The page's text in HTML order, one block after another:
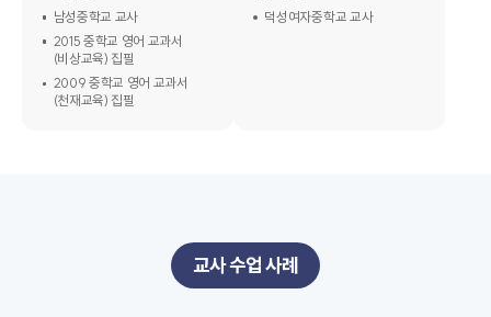
남성중학교 교사
2015 중학교 영어 교과서
(비상교육) 집필
2009 중학교 영어 교과서
(천재교육) 집필
덕성여자중학교 교사
교사 수업 사례